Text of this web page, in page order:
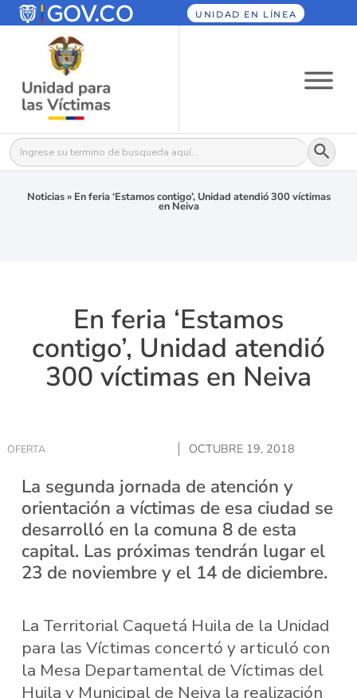
UNIDAD EN LÍNEA
Buscar: Botón
Noticias» En feria ‘Estamos contigo’, Unidad atendió 300 víctimas
en Neiva
En feria ‘Estamos
contigo’, Unidad atendió
300 víctimas en Neiva
OFERTA OCTUBRE 19, 2018
La segunda jornada de atención y
orientación a víctimas de esa ciudad se
desarrolló en la comuna 8 de esta
capital. Las próximas tendrán lugar el
23 de noviembre y el 14 de diciembre.
La Territorial Caquetá Huila de la Unidad
para las Víctimas concertó y articuló con
la Mesa Departamental de Víctimas del
Huila y Municipal de Neiva la realización